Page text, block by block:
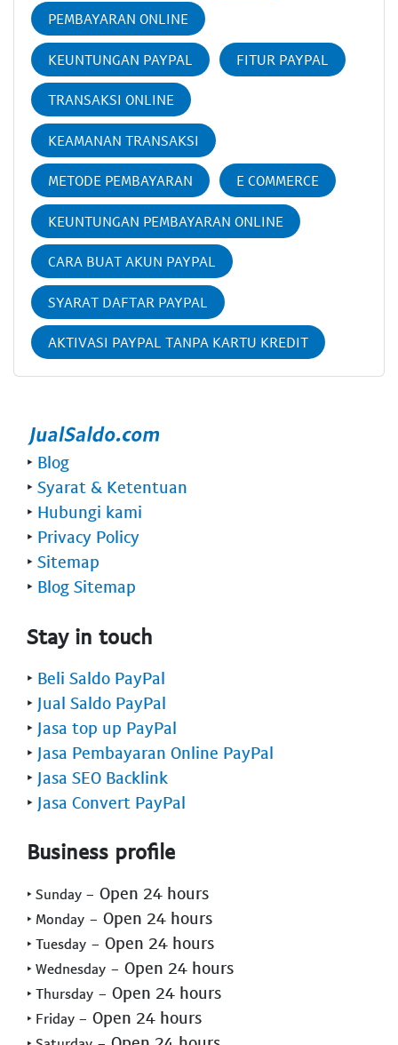
PEMBAYARAN ONLINE
KEUNTUNGAN PAYPAL FITUR PAYPAL
TRANSAKSI ONLINE
KEAMANAN TRANSAKSI
METODE PEMBAYARAN E COMMERCE
KEUNTUNGAN PEMBAYARAN ONLINE
CARA BUAT AKUN PAYPAL
SYARAT DAFTAR PAYPAL
AKTIVASI PAYPAL TANPA KARTU KREDIT
‣ Blog
‣ Syarat & Ketentuan
‣ Hubungi kami
‣ Privacy Policy
‣ Sitemap
‣ Blog Sitemap
Stay in touch
‣ Beli Saldo PayPal
‣ Jual Saldo PayPal
‣ Jasa top up PayPal
‣ Jasa Pembayaran Online PayPal
‣ Jasa SEO Backlink
‣ Jasa Convert PayPal
Business profile
‣ Sunday - Open 24 hours
‣ Monday - Open 24 hours
‣ Tuesday - Open 24 hours
‣ Wednesday - Open 24 hours
‣ Thursday - Open 24 hours
‣ Friday - Open 24 hours